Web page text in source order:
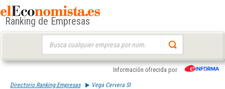
Ranking de Empresas
Información ofrecida por
Directorio Ranking Empresas Vega Cervera Sl